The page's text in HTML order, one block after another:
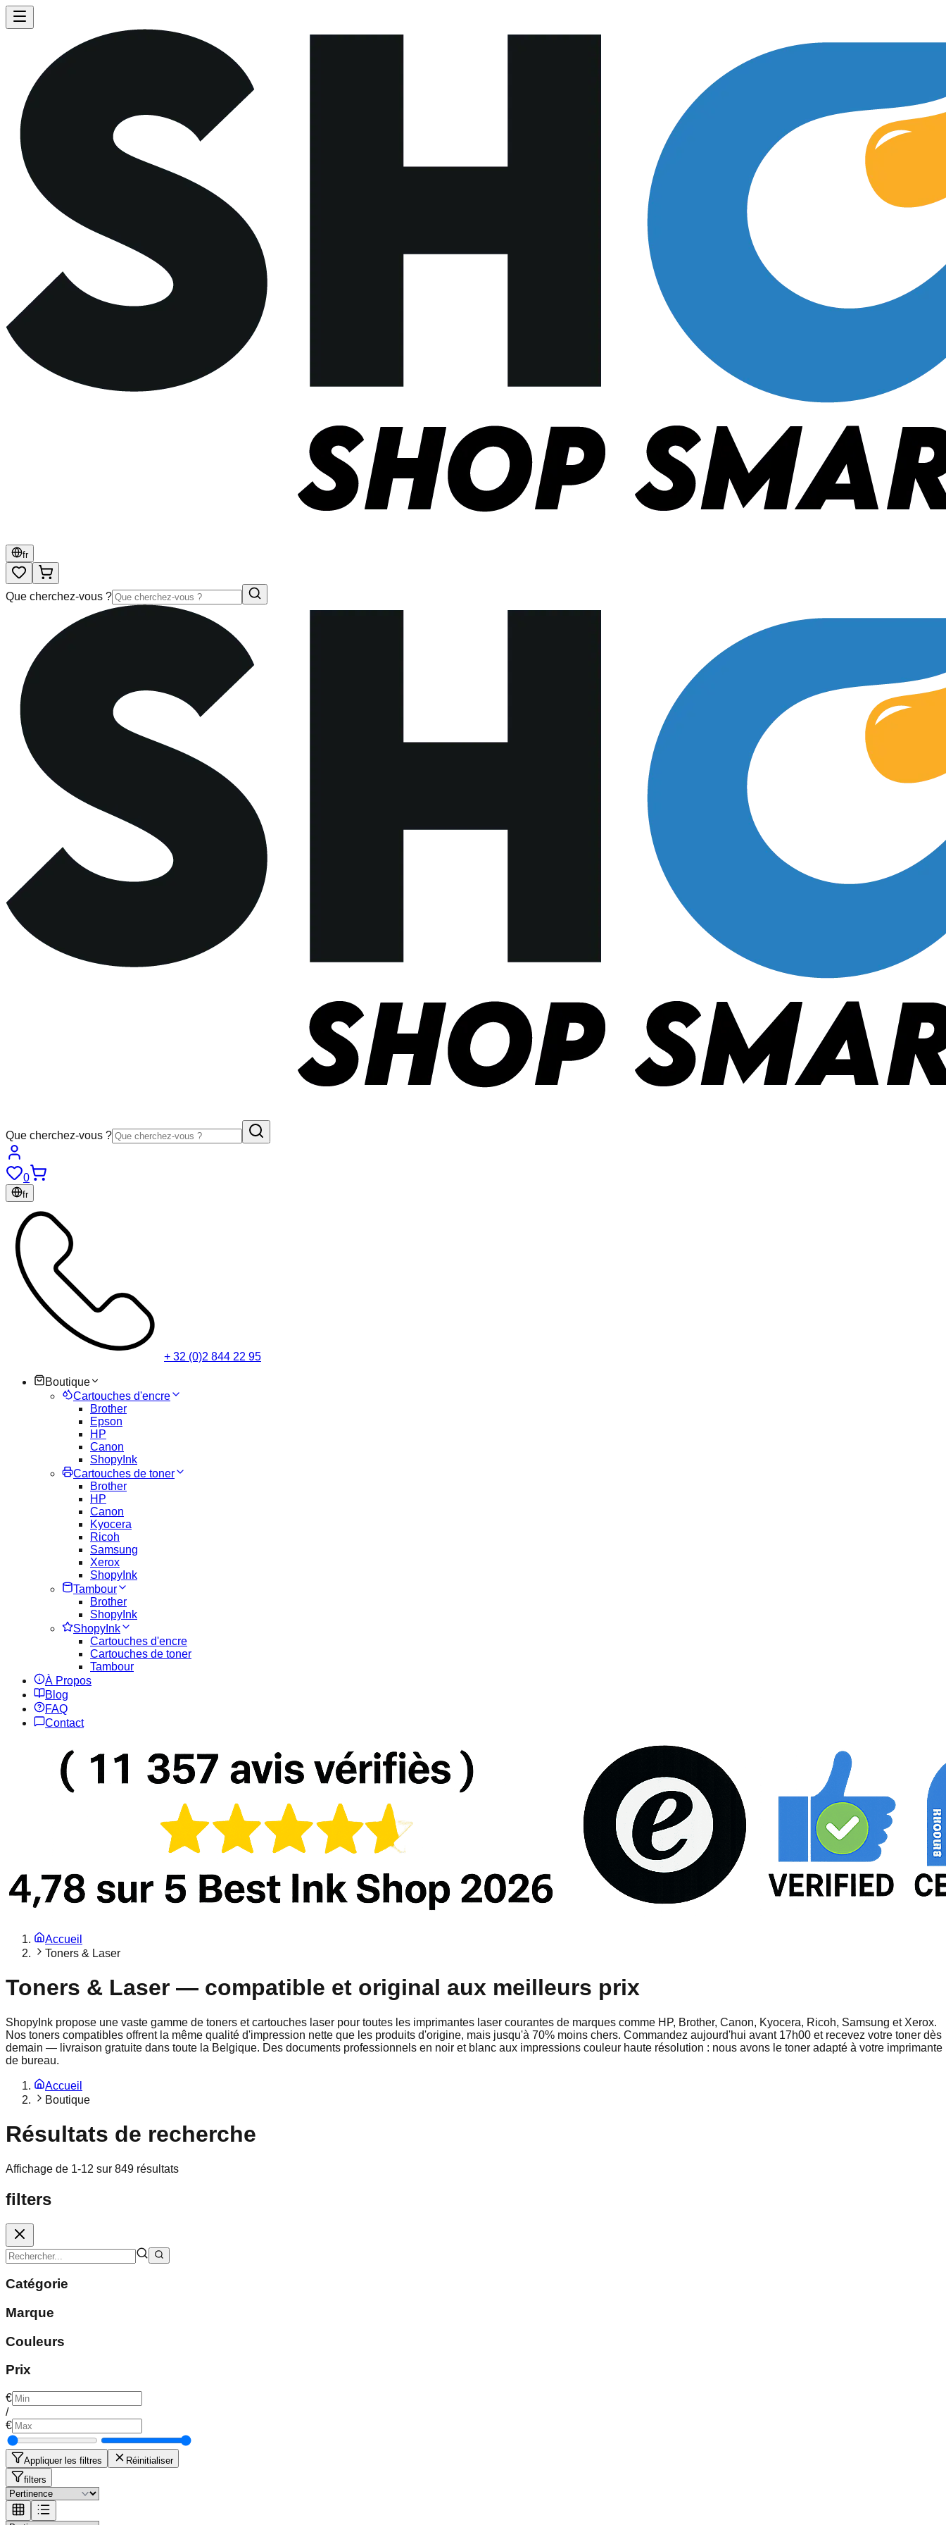
fr
Que cherchez-vous ?
Que cherchez-vous ?
0
fr
+ 32 (0)2 844 22 95
Boutique
Cartouches d'encre
Brother
Epson
HP
Canon
ShopyInk
Cartouches de toner
Brother
HP
Canon
Kyocera
Ricoh
Samsung
Xerox
ShopyInk
Tambour
Brother
ShopyInk
ShopyInk
Cartouches d'encre
Cartouches de toner
Tambour
À Propos
Blog
FAQ
Contact
Accueil
Toners & Laser
Toners & Laser — compatible et original aux meilleurs prix
ShopyInk propose une vaste gamme de toners et cartouches laser pour toutes les imprimantes laser courantes de marques comme HP, Brother, Canon, Kyocera, Ricoh, Samsung et Xerox.
Nos toners compatibles offrent la même qualité d'impression nette que les produits d'origine, mais jusqu'à 70% moins chers. Commandez aujourd'hui avant 17h00 et recevez votre toner dès
demain — livraison gratuite dans toute la Belgique. Des documents professionnels en noir et blanc aux impressions couleur haute résolution : nous avons le toner adapté à votre imprimante
de bureau.
Accueil
Boutique
Résultats de recherche
Affichage de 1-12 sur 849 résultats
filters
Catégorie
Marque
Couleurs
Prix
€
/
€
Appliquer les filtres
Réinitialiser
filters